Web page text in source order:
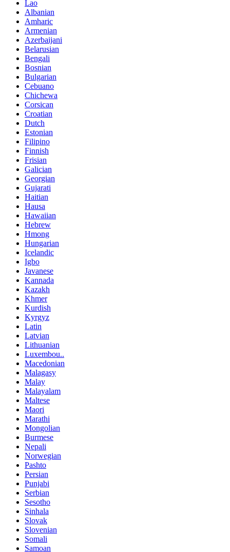
Lao
Albanian
Amharic
Armenian
Azerbaijani
Belarusian
Bengali
Bosnian
Bulgarian
Cebuano
Chichewa
Corsican
Croatian
Dutch
Estonian
Filipino
Finnish
Frisian
Galician
Georgian
Gujarati
Haitian
Hausa
Hawaiian
Hebrew
Hmong
Hungarian
Icelandic
Igbo
Javanese
Kannada
Kazakh
Khmer
Kurdish
Kyrgyz
Latin
Latvian
Lithuanian
Luxembou..
Macedonian
Malagasy
Malay
Malayalam
Maltese
Maori
Marathi
Mongolian
Burmese
Nepali
Norwegian
Pashto
Persian
Punjabi
Serbian
Sesotho
Sinhala
Slovak
Slovenian
Somali
Samoan